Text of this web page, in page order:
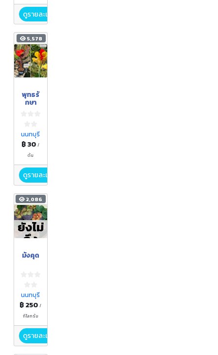
ดูรายละเอียด
5,578
พุทธรั
กษา
นนทบุรี
฿ 30/
ต้น
ดูรายละเอียด
2,086
ยังไม่
ถึง
ฤดูกา
ล
มังคุด
นนทบุรี
฿ 250/
กิโลกรัม
ดูรายละเอียด